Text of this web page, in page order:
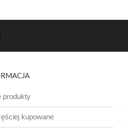
produkty
kupowane